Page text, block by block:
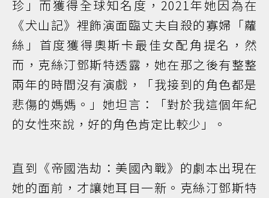
珍」而獲得全球知名度，2021年她因為在
《犬山記》裡飾演面臨丈夫自殺的寡婦「蘿
絲」首度獲得奧斯卡最佳女配角提名，然
而，克絲汀鄧斯特透露，她在那之後有整整
兩年的時間沒有演戲，「我接到的角色都是
悲傷的媽媽。」她坦言：「對於我這個年紀
的女性來說，好的角色肯定比較少」。
直到《帝國浩劫：美國內戰》的劇本出現在
她的面前，才讓她耳目一新。克絲汀鄧斯特